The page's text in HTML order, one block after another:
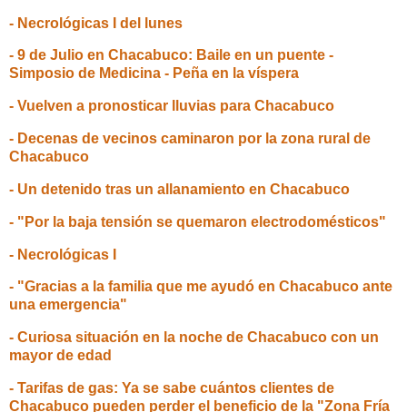
- Necrológicas I del lunes
- 9 de Julio en Chacabuco: Baile en un puente -
Simposio de Medicina - Peña en la víspera
- Vuelven a pronosticar lluvias para Chacabuco
- Decenas de vecinos caminaron por la zona rural de
Chacabuco
- Un detenido tras un allanamiento en Chacabuco
- "Por la baja tensión se quemaron electrodomésticos"
- Necrológicas I
- "Gracias a la familia que me ayudó en Chacabuco ante
una emergencia"
- Curiosa situación en la noche de Chacabuco con un
mayor de edad
- Tarifas de gas: Ya se sabe cuántos clientes de
Chacabuco pueden perder el beneficio de la "Zona Fría